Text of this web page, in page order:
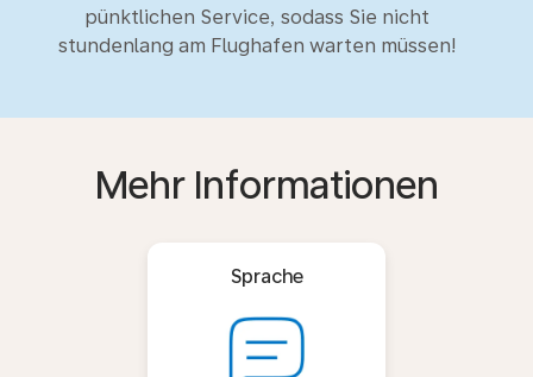
pünktlichen Service, sodass Sie nicht
stundenlang am Flughafen warten müssen!
Mehr Informationen
Sprache